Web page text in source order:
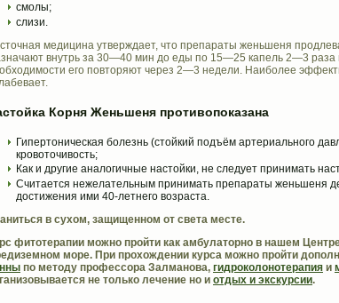
смолы;
слизи.
медицина утверждает, что препараты женьшеня
внутрь за 30—40 мин до еды по 15—25 капель 2—3 раза
его повторяют через 2—3 недели. Наиболее
Корня Женьшеня противопоказана
Гипертоническая болезнь (стойкий подъём артериального
кровоточивость;
Как и другие аналогичные настойки, не следует принимать
Считается нежелательным принимать препараты женьшеня
достижения ими 40-летнего возраста.
в сухом, защищенном от света месте.
фитотерапии можно пройти как амбулаторно в нашем
море. При прохождении курса можно пройти
по методу профессора Залманова, гидроколонотерапия и
не только лечение но и отдых и экскурсии.